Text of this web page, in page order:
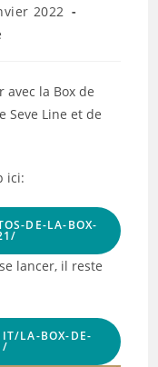
2022
avec la Box de
Seve Line et de
ici:
DE-LA-BOX-
lancer, il reste
LA-BOX-DE-